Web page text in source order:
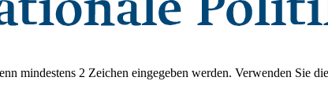
mindestens 2 Zeichen eingegeben werden. Verwenden Sie